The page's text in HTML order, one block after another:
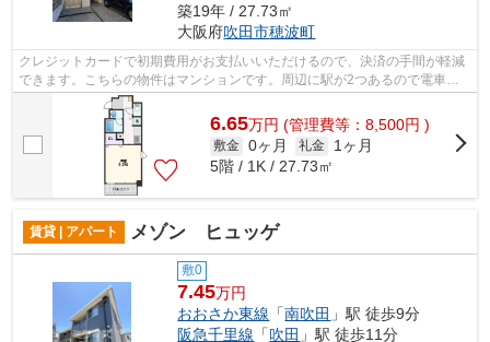
築19年 / 27.73㎡
大阪府吹田市穂波町
クレジットカードで初期費用がお支払いいただけるので、決済の手間が軽減
できます。こちらの物件はマンションです。周辺に駅が2つあるので電車で
の移動が便利です。共用部には敷地内ご...
6.65万円 (管理費等：8,500円 )
敷金 0ヶ月 礼金
1ヶ月
5階 / 1K / 27.73㎡
賃貸 | アパート メゾン ヒュッゲ
敷0
7.45万円
おおさか東線 「南吹田 」駅 徒歩9分
阪急千里線 「吹田 」駅 徒歩11分